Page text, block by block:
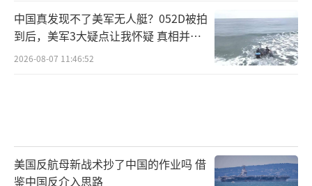
中国真发现不了美军无人艇？052D被拍
到后，美军3大疑点让我怀疑 真相并非
如此
2026-08-07 11:46:52
美国反航母新战术抄了中国的作业吗 借
鉴中国反介入思路